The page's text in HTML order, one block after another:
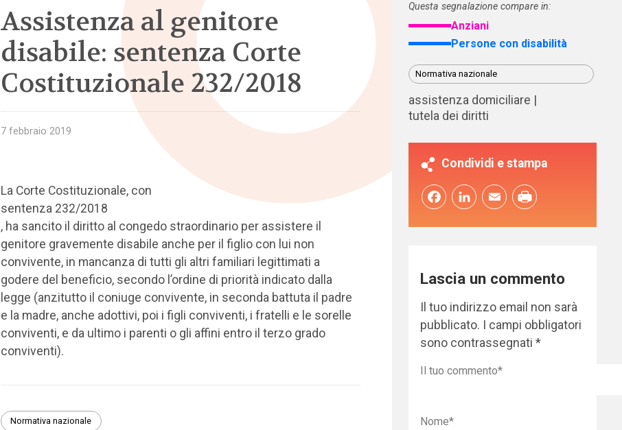
Assistenza al genitore
disabile: sentenza Corte
Costituzionale 232/2018
7 febbraio 2019
La Corte Costituzionale, con
sentenza 232/2018
, ha sancito il diritto al congedo straordinario per assistere il
genitore gravemente disabile anche per il figlio con lui non
convivente, in mancanza di tutti gli altri familiari legittimati a
godere del beneficio, secondo l’ordine di priorità indicato dalla
legge (anzitutto il coniuge convivente, in seconda battuta il padre
e la madre, anche adottivi, poi i figli conviventi, i fratelli e le sorelle
conviventi, e da ultimo i parenti o gli affini entro il terzo grado
conviventi).
Normativa nazionale
Questa segnalazione compare in:
Anziani
Persone con disabilità
Normativa nazionale
assistenza domiciliare
tutela dei diritti
Condividi e stampa
FacebookLinkedInEmail
Lascia un commento
Il tuo indirizzo email non sarà
pubblicato.
I campi obbligatori
sono contrassegnati*